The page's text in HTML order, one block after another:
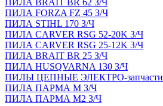
ПИЛА BRAIT BR 62 З/Ч
ПИЛА FORZA FZ 45 З/Ч
ПИЛА STIHL 170 З/Ч
ПИЛА CARVER RSG 52-20K З/Ч
ПИЛА CARVER RSG 25-12K З/Ч
ПИЛА BRAIT BR 25 З/Ч
ПИЛА HUSQVARNA 130 З/Ч
ПИЛЫ ЦЕПНЫЕ ЭЛЕКТРО-запчасти
ПИЛА ПАРМА М З/Ч
ПИЛА ПАРМА М2 З/Ч